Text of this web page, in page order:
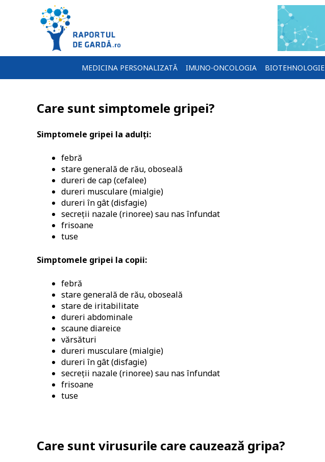
MEDICINA PERSONALIZATĂ IMUNO-ONCOLOGIA BIOTEHNOLOGIE
Care sunt simptomele gripei?
Simptomele gripei la adulți:
febră
stare generală de rău, oboseală
dureri de cap (cefalee)
dureri musculare (mialgie)
dureri în gât (disfagie)
secreții nazale (rinoree) sau nas înfundat
frisoane
tuse
Simptomele gripei la copii:
febră
stare generală de rău, oboseală
stare de iritabilitate
dureri abdominale
scaune diareice
vărsături
dureri musculare (mialgie)
dureri în gât (disfagie)
secreții nazale (rinoree) sau nas înfundat
frisoane
tuse
Care sunt virusurile care cauzează gripa?